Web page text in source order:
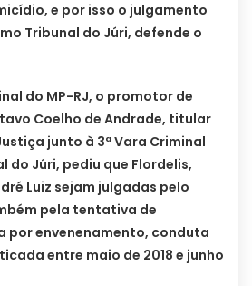
e por isso o julgamento
Tribunal do Júri, defende o
do MP-RJ, o promotor de
Coelho de Andrade, titular
junto à 3ª Vara Criminal
do Júri, pediu que Flordelis,
Luiz sejam julgadas pelo
pela tentativa de
por envenenamento, conduta
entre maio de 2018 e junho